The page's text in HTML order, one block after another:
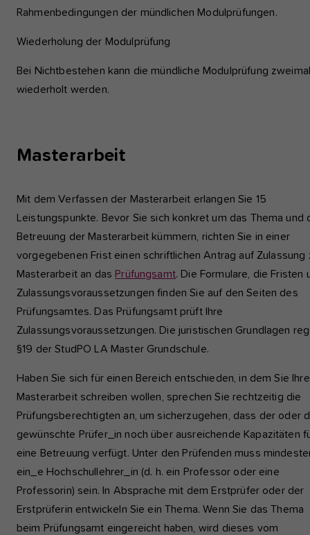
Rahmenbedingungen der mündlichen Modulprüfungen.
Wiederholung der Modulprüfung
Bei Nichtbestehen kann die mündliche Modulprüfung
wiederholt werden.
Masterarbeit
Mit dem Verfassen der Masterarbeit erlangen Sie 15
Leistungspunkte. Bevor Sie sich konkret um das Thema und
Betreuung der Masterarbeit kümmern, richten Sie in einer
vorgegebenen Frist einen schriftlichen Antrag auf Zulassung
Masterarbeit an das Prüfungsamt. Die Formulare, die Fristen
Zulassungsvoraussetzungen finden Sie auf den Seiten des
Prüfungsamtes. Das Prüfungsamt prüft Ihre
Zulassungsvoraussetzungen. Die juristischen Grundlagen
§19 der StudPO LA Master Grundschule.
Haben Sie sich für einen Bereich entschieden, in dem Sie Ihre
Masterarbeit schreiben wollen, sprechen Sie rechtzeitig die
Prüfungsberechtigten an, um sicherzugehen, dass der oder
gewünschte Prüfer_in noch über ausreichende Kapazitäten
eine Betreuung verfügt. Unter den Prüfenden muss
ein_e Hochschullehrer_in (d. h. ein Professor oder eine
Professorin) sein. In Absprache mit dem Erstprüfer oder der
Erstprüferin entwickeln Sie ein Thema. Wenn Sie das Thema
beim Prüfungsamt eingereicht haben, wird dieses vom